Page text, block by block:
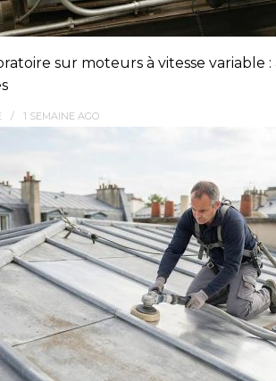
sur moteurs à vitesse variable
1 SEMAINE AGO